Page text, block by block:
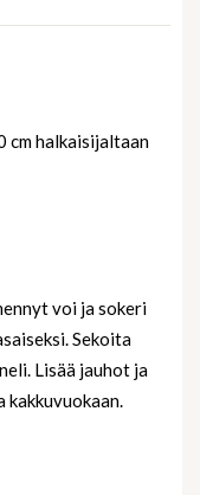
cm halkaisijaltaan
voi ja sokeri
Sekoita
Lisää jauhot ja
kakkuvuokaan.